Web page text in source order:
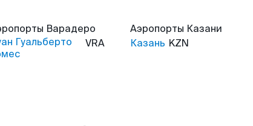
Варадеро
Гуальберто
VRA
Аэропорты Казани
Казань KZN